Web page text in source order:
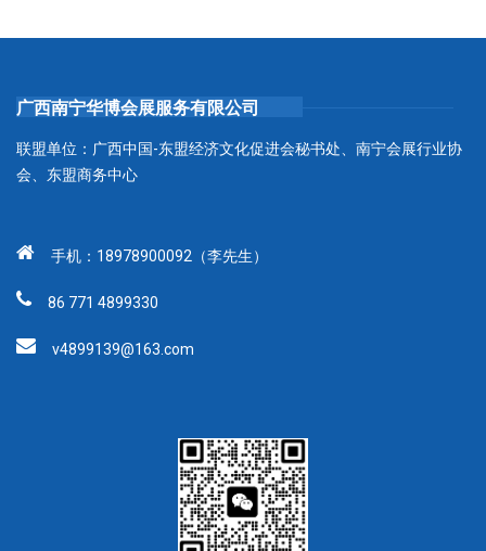
广西南宁华博会展服务有限公司
联盟单位：广西中国-东盟经济文化促进会秘书处、南宁会展行业协
会、东盟商务中心
手机：18978900092（李先生）
86 771 4899330
v4899139@163.com